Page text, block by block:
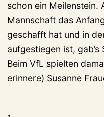
schon ein Meilenstein.
Mannschaft das
geschafft hat und in
aufgestiegen ist,
Beim VfL spielten
erinnere) Susanne